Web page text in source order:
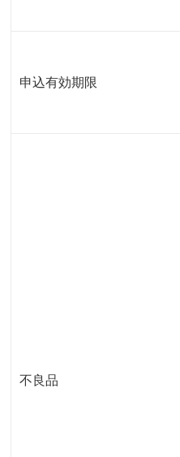
申込有効期限
不良品